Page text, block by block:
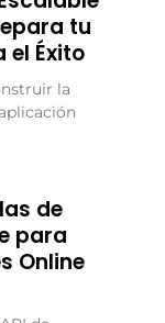
tu
el Éxito
la
de
para
Online